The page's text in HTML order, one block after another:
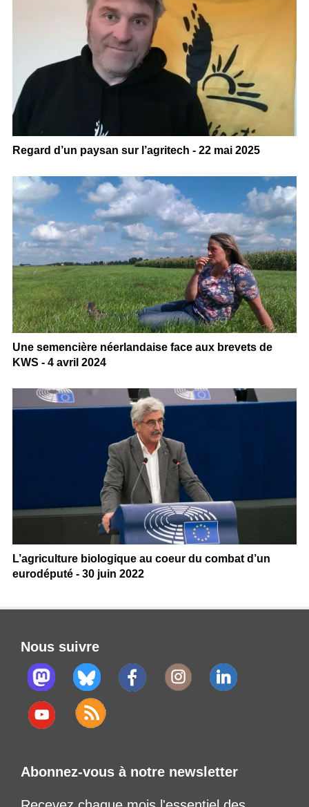
Regard d’un paysan sur l’agritech - 22 mai 2025
Une semencière néerlandaise face aux brevets de
KWS - 4 avril 2024
L’agriculture biologique au coeur du combat d’un
eurodéputé - 30 juin 2022
Nous suivre
Abonnez-vous à notre newsletter